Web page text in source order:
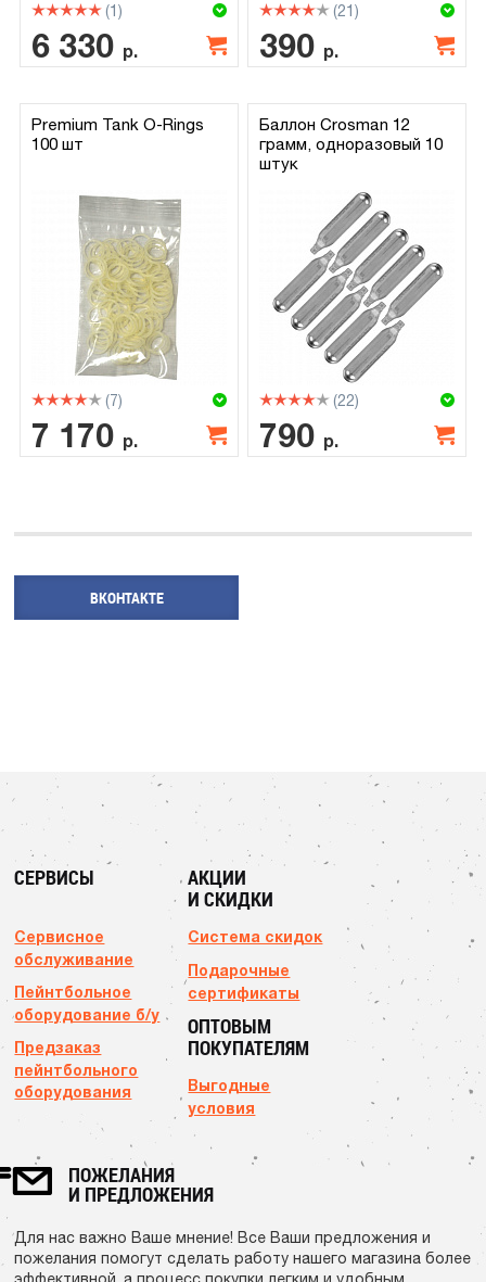
(1)
6 330 р.
(21)
390 р.
Premium Tank O-Rings
100 шт
(7)
7 170 р.
Баллон Crosman 12
грамм, одноразовый 10
штук
(22)
790 р.
ВКОНТАКТЕ
СЕРВИСЫ
Сервисное
обслуживание
Пейнтбольное
оборудование б/у
Предзаказ
пейнтбольного
оборудования
АКЦИИ
И СКИДКИ
Система скидок
Подарочные
сертификаты
ОПТОВЫМ
ПОКУПАТЕЛЯМ
Выгодные
условия
ПОЖЕЛАНИЯ
И ПРЕДЛОЖЕНИЯ
Для нас важно Ваше мнение! Все Ваши предложения и
пожелания помогут сделать работу нашего магазина более